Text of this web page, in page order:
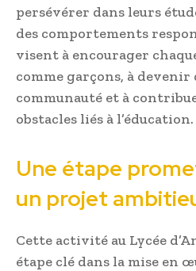
persévérer dans leurs
des comportements
visent à encourager
comme garçons, à devenir
communauté et à
obstacles liés à l’éducation.
Une étape
un projet
Cette activité au Lycée
étape clé dans la mise en